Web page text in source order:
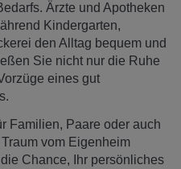
Ärzte und Apotheken
Kindergarten,
den Alltag bequem und
Sie nicht nur die Ruhe
eines gut
Familien, Paare oder auch
vom Eigenheim
Chance, Ihr persönliches